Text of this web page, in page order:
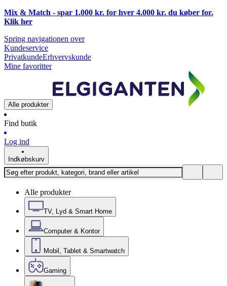
Mix & Match - spar 1.000 kr. for hver 4.000 kr. du køber for.
Klik her
Spring navigationen over
Kundeservice
PrivatkundeErhvervskunde
Mine favoritter
Alle produkter
Find butik
Log ind
Indkøbskurv
Alle produkter
TV, Lyd & Smart Home
Computer & Kontor
Mobil, Tablet & Smartwatch
Gaming